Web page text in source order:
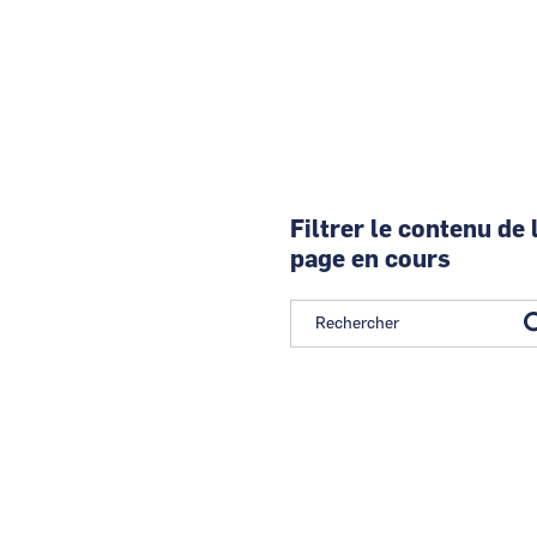
Filtrer le contenu de
page en cours